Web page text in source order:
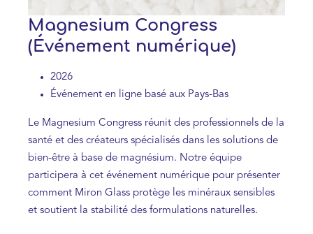
Magnesium Congress
(Événement numérique)
2026
Événement en ligne basé aux Pays-Bas
Le Magnesium Congress réunit des professionnels de la
santé et des créateurs spécialisés dans les solutions de
bien-être à base de magnésium. Notre équipe
participera à cet événement numérique pour présenter
comment Miron Glass protège les minéraux sensibles
et soutient la stabilité des formulations naturelles.